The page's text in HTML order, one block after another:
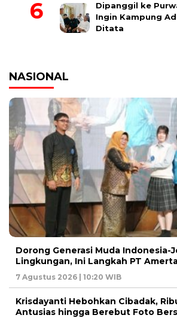
Dipanggil ke
Ingin Kampung
Ditata
NASIONAL
Dorong Generasi Muda Indonesia-
Lingkungan, Ini Langkah PT
7 Agustus 2026 | 10:20 WIB
Krisdayanti Hebohkan Cibadak,
Antusias hingga Berebut Foto